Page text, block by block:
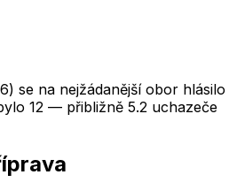
se na nejžádanější obor hlásilo
12 — přibližně 5.2 uchazeče